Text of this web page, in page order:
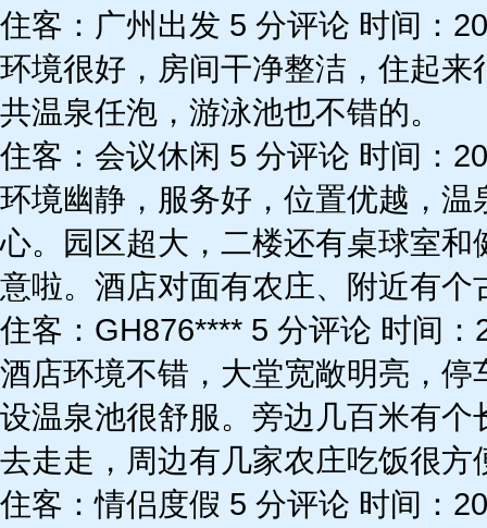
住客：广州出发 5 分评论 时间：
环境很好，房间干净整洁，住起
共温泉任泡，游泳池也不错的。
住客：会议休闲 5 分评论 时间：
环境幽静，服务好，位置优越，
心。园区超大，二楼还有桌球室
意啦。酒店对面有农庄、附近有个
住客：GH876**** 5 分评论 时间：
酒店环境不错，大堂宽敞明亮，
设温泉池很舒服。旁边几百米有
去走走，周边有几家农庄吃饭很方
住客：情侣度假 5 分评论 时间：